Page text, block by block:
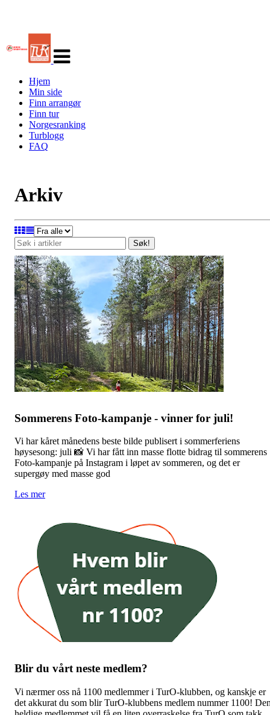
navigasjon
Hjem
Min side
Finn arrangør
Finn tur
Norgesranking
Turblogg
FAQ
Arkiv
Søk!
Sommerens Foto-kampanje - vinner for juli!
Vi har kåret månedens beste bilde publisert i sommerferiens
høysesong: juli 📸 Vi har fått inn masse flotte bidrag til sommerens
Foto-kampanje på Instagram i løpet av sommeren, og det er
supergøy med masse god
Les mer
Blir du vårt neste medlem?
Vi nærmer oss nå 1100 medlemmer i TurO-klubben, og kanskje er
det akkurat du som blir TurO-klubbens medlem nummer 1100!